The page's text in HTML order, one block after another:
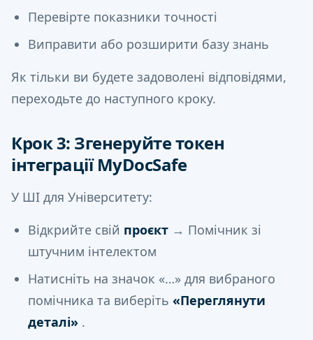
Перевірте показники точності
Виправити або розширити базу знань
Як тільки ви будете задоволені відповідями,
переходьте до наступного кроку.
Крок 3: Згенеруйте токен
інтеграції MyDocSafe
У ШІ для Університету:
Відкрийте свій проєкт → Помічник зі
штучним інтелектом
Натисніть на значок «…» для вибраного
помічника та виберіть «Переглянути
деталі» .